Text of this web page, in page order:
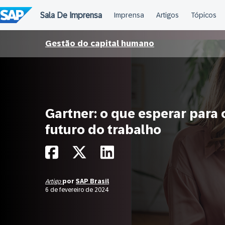
para
o
conteúdo
Gestão do capital humano
Gartner: o que esperar para
futuro do trabalho
Artigo por SAP Brasil
6 de fevereiro de 2024